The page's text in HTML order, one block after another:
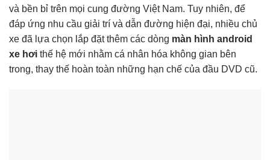
và bền bỉ trên mọi cung đường Việt Nam. Tuy nhiên, để
đáp ứng nhu cầu giải trí và dẫn đường hiện đại, nhiều chủ
xe đã lựa chọn lắp đặt thêm các dòng màn hình android
xe hơi thế hệ mới nhằm cá nhân hóa không gian bên
trong, thay thế hoàn toàn những hạn chế của đầu DVD cũ.